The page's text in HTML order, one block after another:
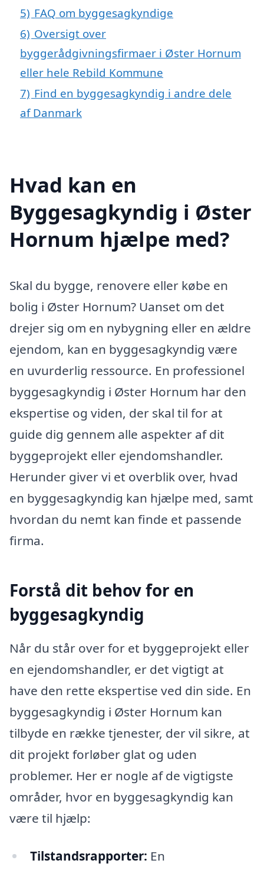
5) FAQ om byggesagkyndige
6) Oversigt over
byggerådgivningsfirmaer i Øster Hornum
eller hele Rebild Kommune
7) Find en byggesagkyndig i andre dele
af Danmark
Hvad kan en
Byggesagkyndig i Øster
Hornum hjælpe med?
Skal du bygge, renovere eller købe en
bolig i Øster Hornum? Uanset om det
drejer sig om en nybygning eller en ældre
ejendom, kan en byggesagkyndig være
en uvurderlig ressource. En professionel
byggesagkyndig i Øster Hornum har den
ekspertise og viden, der skal til for at
guide dig gennem alle aspekter af dit
byggeprojekt eller ejendomshandler.
Herunder giver vi et overblik over, hvad
en byggesagkyndig kan hjælpe med, samt
hvordan du nemt kan finde et passende
firma.
Forstå dit behov for en
byggesagkyndig
Når du står over for et byggeprojekt eller
en ejendomshandler, er det vigtigt at
have den rette ekspertise ved din side. En
byggesagkyndig i Øster Hornum kan
tilbyde en række tjenester, der vil sikre, at
dit projekt forløber glat og uden
problemer. Her er nogle af de vigtigste
områder, hvor en byggesagkyndig kan
være til hjælp:
Tilstandsrapporter: En